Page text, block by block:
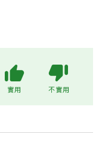
實用 不實用